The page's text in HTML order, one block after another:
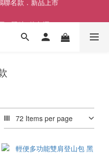
取專屬$50優惠券✨
❤限時1件免運
72 Items per page